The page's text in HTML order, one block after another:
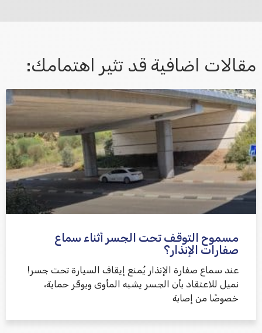
אני מאשר/ת קבלת דיוור במייל ושימוש בפרטים בהתאם
למדיניות הפרטיות
שלח משוב
مقالات اضافية قد تثير اهتمامك:
مسموح التوقف تحت الجسر أثناء سماع
صفارات الإنذار؟
عند سماع صفارة الإنذار يُمنع إيقاف السيارة تحت جسر!
نميل للاعتقاد بأن الجسر يشبه المأوى ويوفّر حماية،
خصوصًا من إصابة